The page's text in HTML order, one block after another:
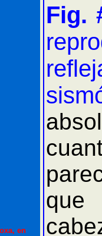
en
Fig.
que